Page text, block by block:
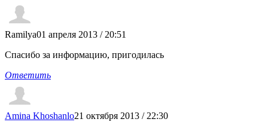
Ramilya01 апреля 2013 / 20:51
Спасибо за информацию, пригодилась
Ответить
Amina Khoshanlo21 октября 2013 / 22:30